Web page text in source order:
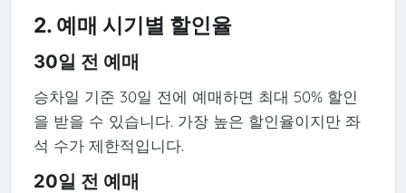
2. 예매 시기별 할인율
30일 전 예매
승차일 기준 30일 전에 예매하면 최대 50% 할인
을 받을 수 있습니다. 가장 높은 할인율이지만 좌
석 수가 제한적입니다.
20일 전 예매